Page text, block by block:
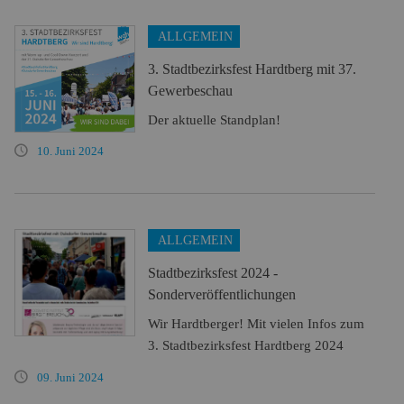
ALLGEMEIN
3. Stadtbezirksfest Hardtberg mit 37.
Gewerbeschau
Der aktuelle Standplan!
10. Juni 2024
ALLGEMEIN
Stadtbezirksfest 2024 -
Sonderveröffentlichungen
Wir Hardtberger! Mit vielen Infos zum
3. Stadtbezirksfest Hardtberg 2024
09. Juni 2024